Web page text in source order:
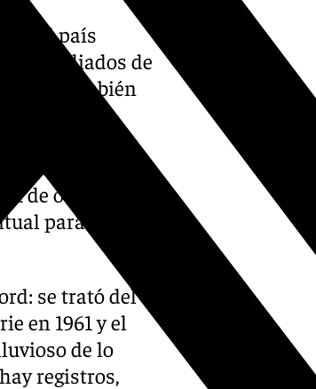
del país
a mediados de
pero también
que
el nivel de
media de
de octubre ha
para esta
se trató del
en 1961 y el
de lo
registros,